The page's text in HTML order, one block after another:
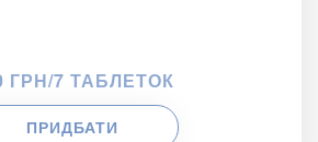
ГРН/7 ТАБЛЕТОК
ПРИДБАТИ